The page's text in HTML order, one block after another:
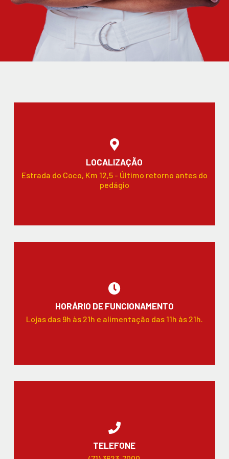
LOCALIZAÇÃO
Estrada do Coco, Km 12,5 - Último retorno antes do
pedágio
HORÁRIO DE FUNCIONAMENTO
Lojas das 9h às 21h e alimentação das 11h às 21h.
TELEFONE